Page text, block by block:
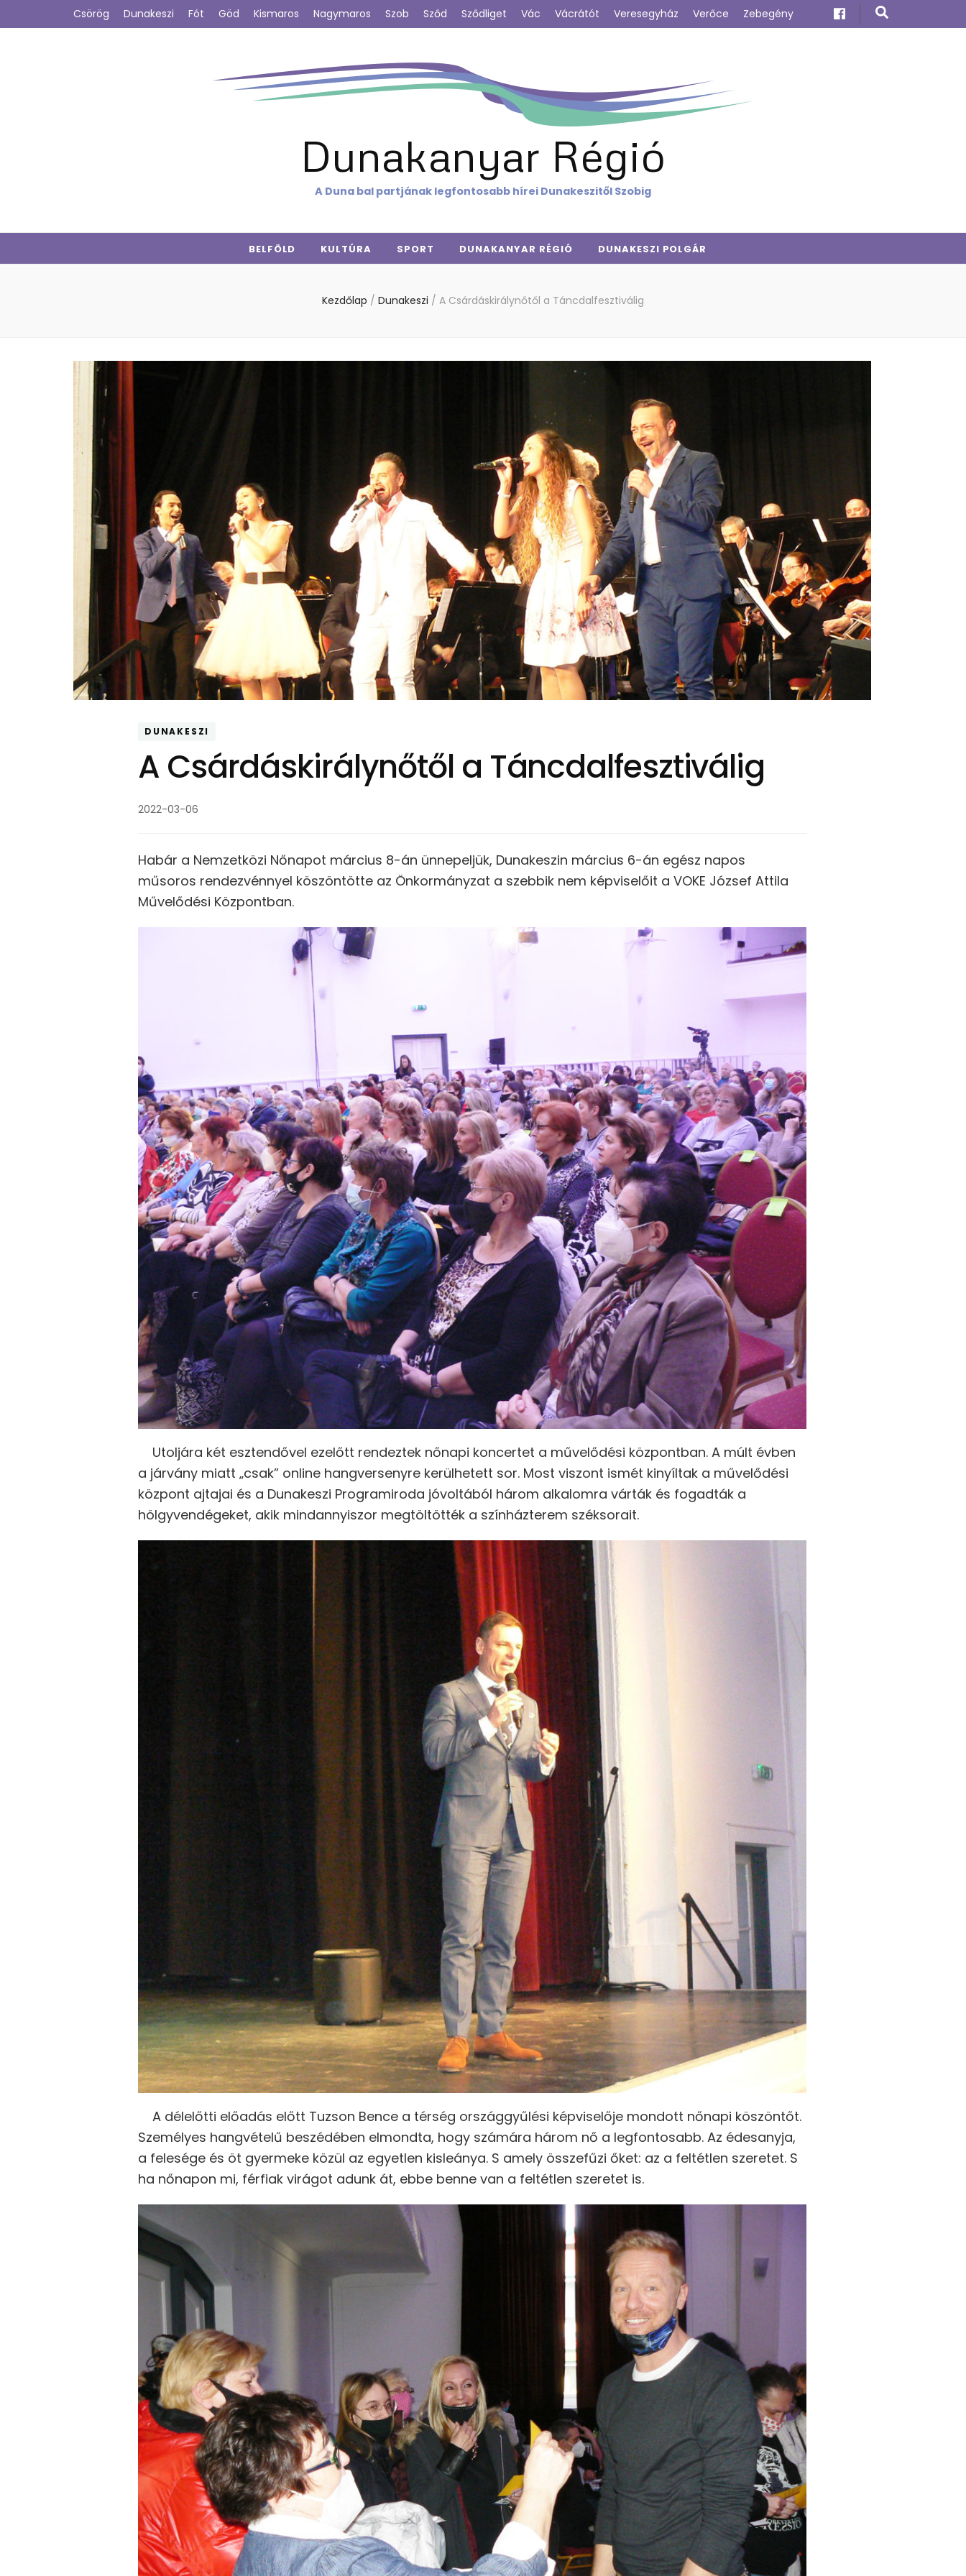
Csörög Dunakeszi Fót Göd Kismaros Nagymaros Szob Sződ Sződliget Vác Vácrátót Veresegyház Verőce Zebegény
Dunakanyar Régió
A Duna bal partjának legfontosabb hírei Dunakeszitől Szobig
BELFÖLD KULTÚRA SPORT DUNAKANYAR RÉGIÓ DUNAKESZI POLGÁR
Kezdőlap / Dunakeszi / A Csárdáskirálynőtől a Táncdalfesztiválig
DUNAKESZI
A Csárdáskirálynőtől a Táncdalfesztiválig
2022-03-06
Habár a Nemzetközi Nőnapot március 8-án ünnepeljük, Dunakeszin március 6-án egész napos
műsoros rendezvénnyel köszöntötte az Önkormányzat a szebbik nem képviselőit a VOKE József Attila
Művelődési Központban.
Utoljára két esztendővel ezelőtt rendeztek nőnapi koncertet a művelődési központban. A múlt évben
a járvány miatt „csak” online hangversenyre kerülhetett sor. Most viszont ismét kinyíltak a művelődési
központ ajtajai és a Dunakeszi Programiroda jóvoltából három alkalomra várták és fogadták a
hölgyvendégeket, akik mindannyiszor megtöltötték a színházterem széksorait.
A délelőtti előadás előtt Tuzson Bence a térség országgyűlési képviselője mondott nőnapi köszöntőt.
Személyes hangvételű beszédében elmondta, hogy számára három nő a legfontosabb. Az édesanyja,
a felesége és öt gyermeke közül az egyetlen kisleánya. S amely összefűzi őket: az a feltétlen szeretet. S
ha nőnapon mi, férfiak virágot adunk át, ebbe benne van a feltétlen szeretet is.